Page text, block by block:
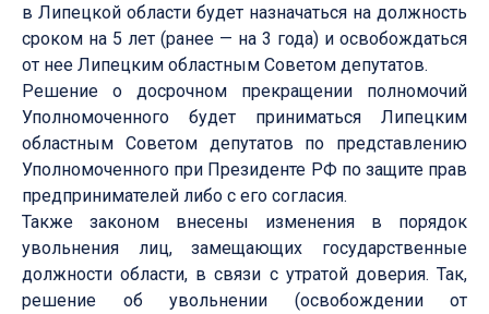
в Липецкой области будет назначаться на должность
сроком на 5 лет (ранее — на 3 года) и освобождаться
от нее Липецким областным Советом депутатов.
Решение о досрочном прекращении полномочий
Уполномоченного будет приниматься Липецким
областным Советом депутатов по представлению
Уполномоченного при Президенте РФ по защите прав
предпринимателей либо с его согласия.
Также законом внесены изменения в порядок
увольнения лиц, замещающих государственные
должности области, в связи с утратой доверия. Так,
решение об увольнении (освобождении от